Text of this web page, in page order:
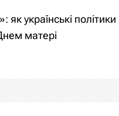
як українські політики
матері